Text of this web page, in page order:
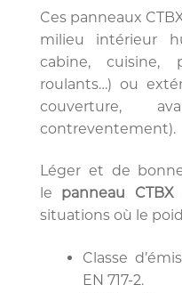
Ces panneaux
milieu intérieur
cabine, cuisine,
roulants…) ou
couverture,
contreventement).
Léger et de
le panneau CTBX
situations où le
Classe
EN 717-2.